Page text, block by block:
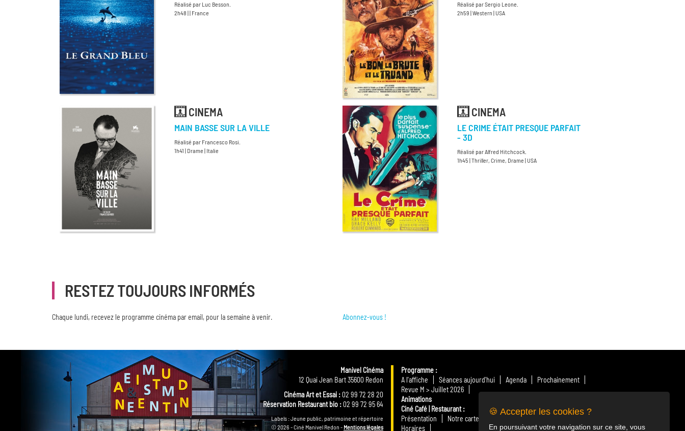
Réalisé par Luc Besson.
2h48 | | France
Réalisé par Sergio Leone.
2h59 | Western | USA
CINEMA
MAIN BASSE SUR LA VILLE
Réalisé par Francesco Rosi.
1h41 | Drame | Italie
CINEMA
LE CRIME ÉTAIT PRESQUE PARFAIT
- 3D
Réalisé par Alfred Hitchcock.
1h45 | Thriller, Crime, Drame | USA
RESTEZ TOUJOURS INFORMÉS
Chaque lundi, recevez le programme cinéma par email, pour la semaine à venir. Abonnez-vous !
Manivel Cinéma
12 Quai Jean Bart 35600 Redon
Cinéma Art et Essai :02 99 72 28 20
Réservation Restaurant bio :02 99 72 95 64
Labels : Jeune public, patrimoine et répertoire
© 2026 - Ciné Manivel Redon - Mentions légales
Programme
A l'affiche
Séances aujourd'hui Agenda
Prochainement
Revue M > Juillet 2026
Animations
Ciné Café | Restaurant
Présentation
Notre carte » Télécharger le menu
Horaires
🍪 Accepter les cookies ?
En poursuivant votre navigation sur ce site, vous